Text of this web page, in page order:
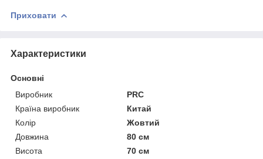
Приховати
Характеристики
Основні
Виробник
PRC
Країна виробник
Китай
Колір
Жовтий
Довжина
80 см
Висота
70 см